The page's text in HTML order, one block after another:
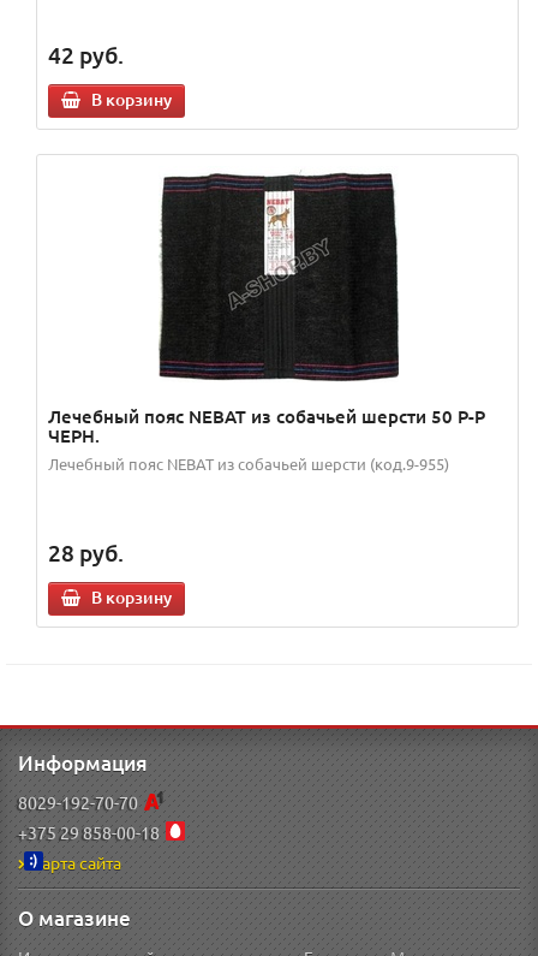
42 руб.
В корзину
Лечебный пояс NEBAT из собачьей шерсти 50 Р-Р
ЧЕРН.
Лечебный пояс NEBAT из собачьей шерсти (код.9-955)
28 руб.
В корзину
Информация
8029-192-70-70
+375 29 858-00-18
Карта сайта
О магазине